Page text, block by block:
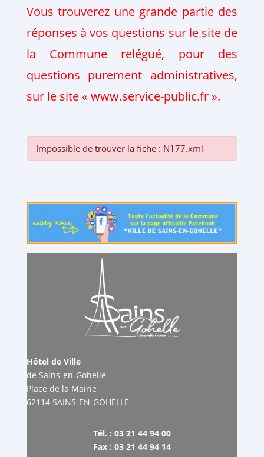
Vous trouverez une grande partie des
réponses à vos questions sur le site de
la Commune relégué, pour des
questions purement administratives,
sur le site « www.service-public.fr ».
Impossible de trouver la fiche : N177.xml
Hôtel de Ville
de Sains-en-Gohelle
Place de la Mairie
62114 SAINS-EN-GOHELLE
Tél. : 03 21 44 94 00
Fax : 03 21 44 94 14